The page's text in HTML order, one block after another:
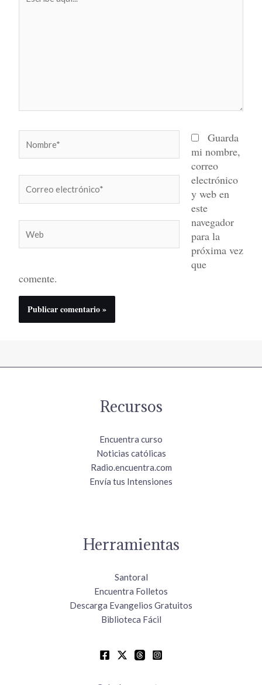
aquí...
electrónico*
Guarda
mi nombre,
correo
electrónico
y web en
este
navegador
para la
próxima vez
que
comente.
Recursos
Encuentra curso
Noticias católicas
Radio.encuentra.com
Envía tus Intensiones
Herramientas
Santoral
Encuentra Folletos
Descarga Evangelios Gratuitos
Biblioteca Fácil